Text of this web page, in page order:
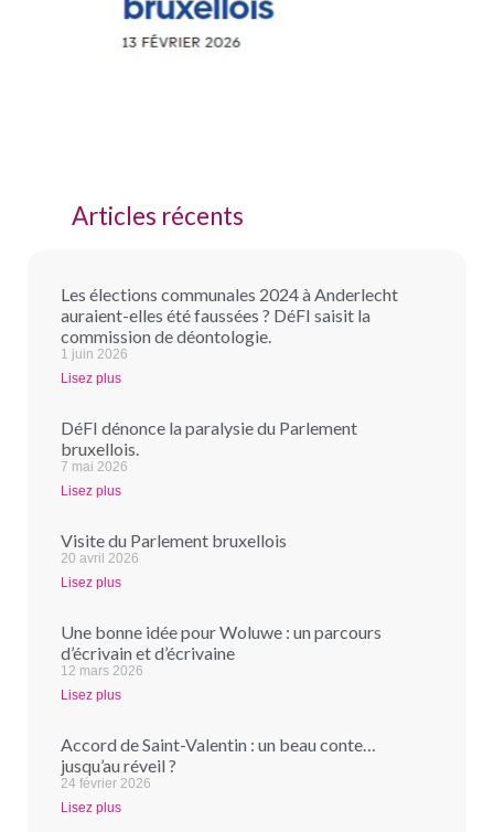
Articles récents
Les élections communales 2024 à Anderlecht
auraient-elles été faussées ? DéFI saisit la
commission de déontologie.
1 juin 2026
Lisez plus
DéFI dénonce la paralysie du Parlement
bruxellois.
7 mai 2026
Lisez plus
Visite du Parlement bruxellois
20 avril 2026
Lisez plus
Une bonne idée pour Woluwe : un parcours
d’écrivain et d’écrivaine
12 mars 2026
Lisez plus
Accord de Saint-Valentin : un beau conte…
jusqu’au réveil ?
24 février 2026
Lisez plus